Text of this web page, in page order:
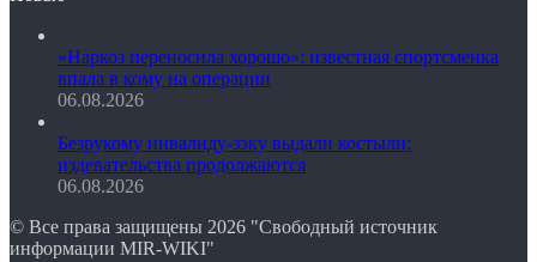
«Наркоз переносила хорошо»: известная спортсменка
впала в кому на операции
06.08.2026
Безрукому инвалиду-зэку выдали костыли:
издевательства продолжаются
06.08.2026
© Все права защищены 2026 "Свободный источник
информации MIR-WIKI"